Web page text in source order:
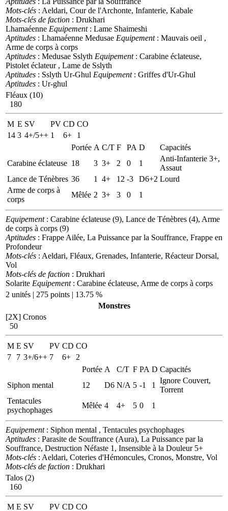
Mots-clés : Aeldari, Cour de l'Archonte, Infanterie, Kabale
Mots-clés de faction : Drukhari
Lhamaéenne Equipement: Lame Shaimeshi
Aptitudes : Lhamaéenne Medusae Equipement: Mauvais oeil ,
Arme de corps à corps
Aptitudes : Medusae Sslyth Equipement: Carabine éclateuse,
Pistolet éclateur , Lame de Sslyth
Aptitudes : Sslyth Ur-Ghul Equipement: Griffes d'Ur-Ghul
Aptitudes : Ur-ghul
Fléaux (10)
180
M E SV PV CD CO
14 3 4+/5++ 1 6+
1
Portée A C/T F PA D
Capacités
Carabine éclateuse 18 3 3+ 2 0 1
Anti-Infanterie 3+,
Assaut
Lance de Ténèbres 36 1 4+ 12 -3 D6+2 Lourd
Arme de corps à
corps
Mêlée 2 3+ 3 0 1
Equipement: Carabine éclateuse (9), Lance de Ténèbres (4), Arme
de corps à corps (9)
Aptitudes : Frappe Ailée, La Puissance par la Souffrance, Frappe en
Profondeur
Mots-clés : Aeldari, Fléaux, Grenades, Infanterie, Réacteur Dorsal,
Vol
Mots-clés de faction : Drukhari
Solarite Equipement: Carabine éclateuse, Arme de corps à corps
2 unités | 275 points | 13.75 %
Monstres
[2X] Cronos
50
M E SV PV CD CO
7
7 3+/6++ 7 6+
2
Portée A C/T F PA D Capacités
Siphon mental
12 D6 N/A 5 -1 1
Ignore Couvert,
Torrent
Tentacules
psychophages
Mêlée 4 4+ 5 0 1
Equipement: Siphon mental , Tentacules psychophages
Aptitudes : Parasite de Souffrance (Aura), La Puissance par la
Souffrance, Destruction Néfaste 1, Insensible à la Douleur 5+
Mots-clés : Aeldari, Coteries d'Hémoncules, Cronos, Monstre, Vol
Mots-clés de faction : Drukhari
Talos (2)
160
M E SV PV CD CO